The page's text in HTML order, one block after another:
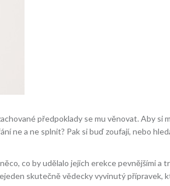
předpoklady se mu věnovat. Aby si
ne a ne splnit? Pak si buď zoufají, nebo
co by udělalo jejich erekce pevnějšími a
skutečně vědecky vyvinutý přípravek,